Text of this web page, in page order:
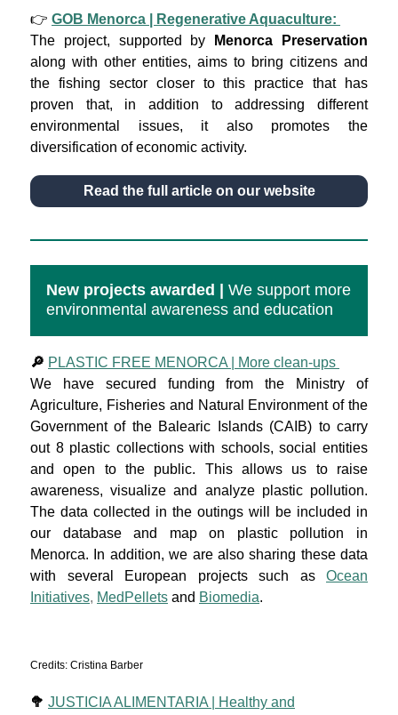
👉 GOB Menorca | Regenerative Aquaculture:
The project, supported by
Menorca Preservation
along with other entities, aims to bring citizens and
the fishing sector closer to this practice that has
proven that, in addition to addressing different
environmental issues, it also promotes the
diversification of economic activity.
Read the full article on our website
New projects awarded | We support more
environmental awareness and education
🔎 PLASTIC FREE MENORCA | More clean-ups
We have secured funding from the Ministry of
Agriculture, Fisheries and Natural Environment of the
Government of the Balearic Islands (CAIB) to carry
out 8 plastic collections with schools, social entities
and open to the public. This allows us to raise
awareness, visualize and analyze plastic pollution.
The data collected in the outings will be included in
our database and map on plastic pollution in
Menorca. In addition, we are also sharing these data
with several European projects such as
Ocean
Initiatives, MedPellets and Biomedia.
Credits: Cristina Barber
🥦 JUSTICIA ALIMENTARIA | Healthy and